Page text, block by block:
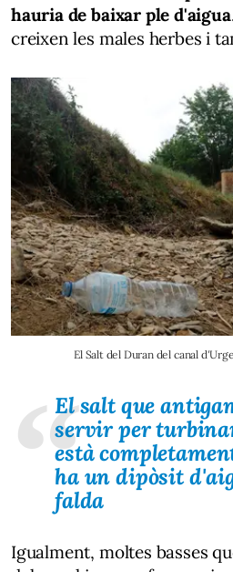
hauria de baixar ple d'aigua
creixen les males herbes i
El Salt del Duran del canal
El salt que
servir per
està
ha un dipòsit
falda
Igualment, moltes basses